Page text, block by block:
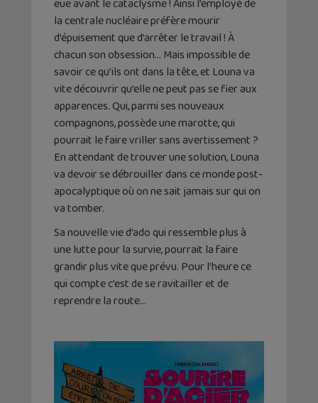
eue avant le cataclysme ! Ainsi l’employé de
la centrale nucléaire préfère mourir
d’épuisement que d’arrêter le travail ! À
chacun son obsession… Mais impossible de
savoir ce qu’ils ont dans la tête, et Louna va
vite découvrir qu’elle ne peut pas se fier aux
apparences. Qui, parmi ses nouveaux
compagnons, possède une marotte, qui
pourrait le faire vriller sans avertissement ?
En attendant de trouver une solution, Louna
va devoir se débrouiller dans ce monde post-
apocalyptique où on ne sait jamais sur qui on
va tomber.
Sa nouvelle vie d’ado qui ressemble plus à
une lutte pour la survie, pourrait la faire
grandir plus vite que prévu. Pour l’heure ce
qui compte c’est de se ravitailler et de
reprendre la route…